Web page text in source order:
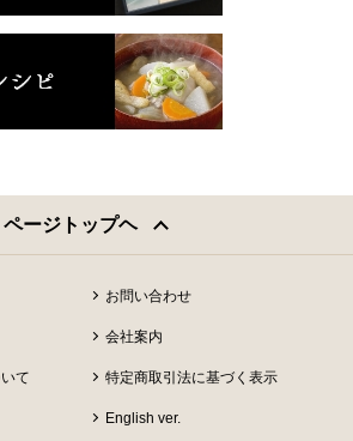
ページトップヘ
お問い合わせ
会社案内
て 特定商取引法に基づく表示
English ver.